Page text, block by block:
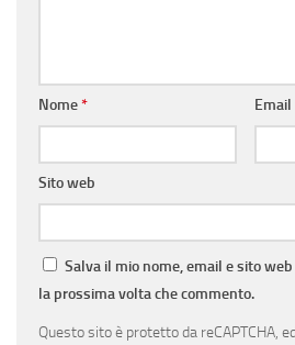
Nome* Email
Sito web
Salva il mio nome, email e sito
la prossima volta che commento.
Questo sito è protetto da reCAPTCHA,